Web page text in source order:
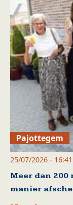
Pajottegem
25/07/2026 - 16:41
Meer dan 200
manier